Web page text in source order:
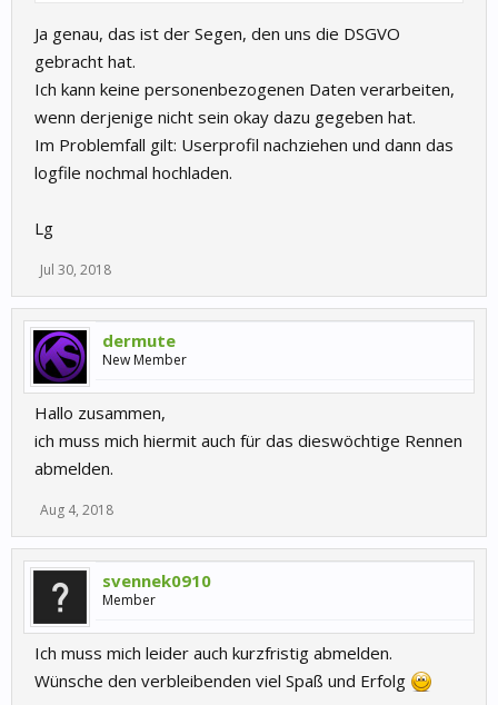
Name …..
Ja genau, das ist der Segen, den uns die DSGVO
gebracht hat.
Ich kann keine personenbezogenen Daten verarbeiten,
wenn derjenige nicht sein okay dazu gegeben hat.
Im Problemfall gilt: Userprofil nachziehen und dann das
logfile nochmal hochladen.
Lg
Jul 30, 2018
dermute
New Member
Hallo zusammen,
ich muss mich hiermit auch für das dieswöchtige Rennen
abmelden.
Aug 4, 2018
svennek0910
Member
Ich muss mich leider auch kurzfristig abmelden.
Wünsche den verbleibenden viel Spaß und Erfolg